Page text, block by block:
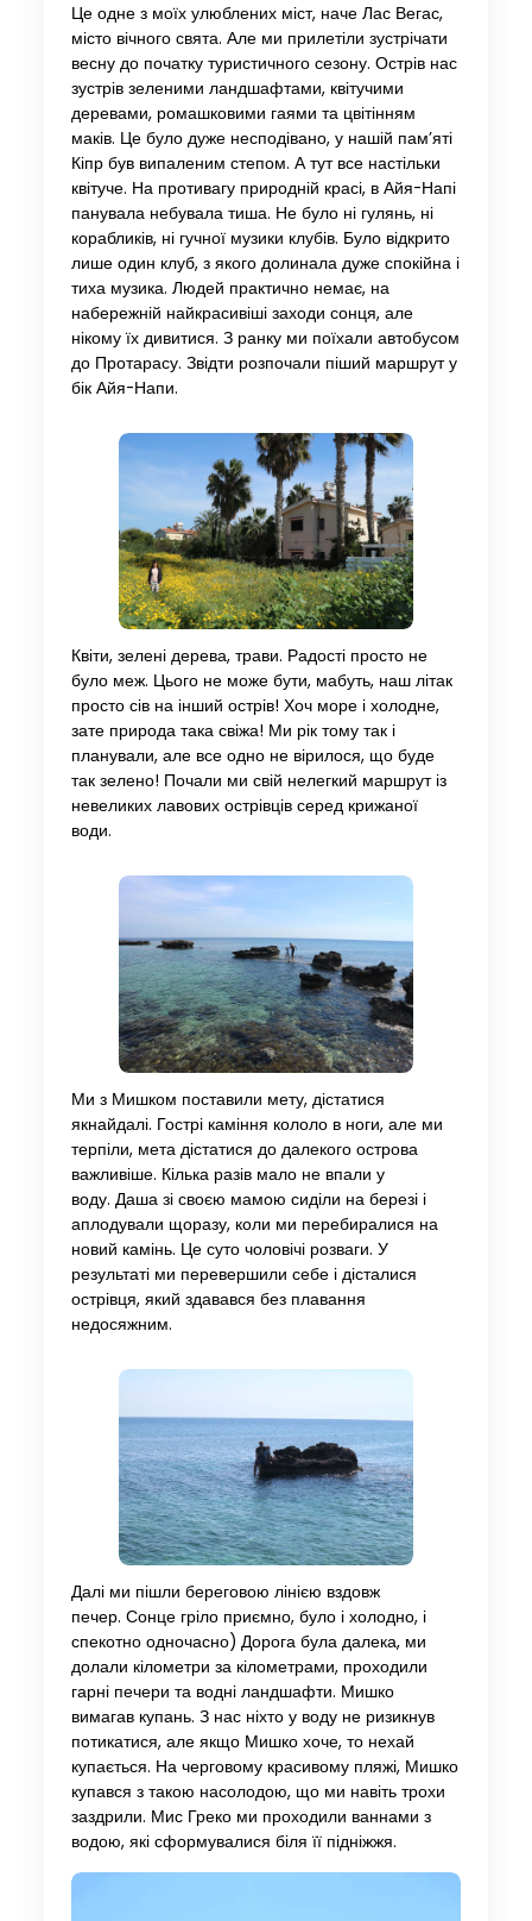
Це одне з моїх улюблених міст, наче Лас Вегас,
місто вічного свята. Але ми прилетіли зустрічати
весну до початку туристичного сезону. Острів нас
зустрів зеленими ландшафтами, квітучими
деревами, ромашковими гаями та цвітінням
маків. Це було дуже несподівано, у нашій пам’яті
Кіпр був випаленим степом. А тут все настільки
квітуче. На противагу природній красі, в Айя-Напі
панувала небувала тиша. Не було ні гулянь, ні
корабликів, ні гучної музики клубів. Було відкрито
лише один клуб, з якого долинала дуже спокійна і
тиха музика. Людей практично немає, на
набережній найкрасивіші заходи сонця, але
нікому їх дивитися. З ранку ми поїхали автобусом
до Протарасу. Звідти розпочали піший маршрут у
бік Айя-Напи.
Квіти, зелені дерева, трави. Радості просто не
було меж. Цього не може бути, мабуть, наш літак
просто сів на інший острів! Хоч море і холодне,
зате природа така свіжа! Ми рік тому так і
планували, але все одно не вірилося, що буде
так зелено! Почали ми свій нелегкий маршрут із
невеликих лавових острівців серед крижаної
води.
Ми з Мишком поставили мету, дістатися
якнайдалі. Гострі каміння кололо в ноги, але ми
терпіли, мета дістатися до далекого острова
важливіше. Кілька разів мало не впали у
воду. Даша зі своєю мамою сиділи на березі і
аплодували щоразу, коли ми перебиралися на
новий камінь. Це суто чоловічі розваги. У
результаті ми перевершили себе і дісталися
острівця, який здавався без плавання
недосяжним.
Далі ми пішли береговою лінією вздовж
печер. Сонце гріло приємно, було і холодно, і
спекотно одночасно) Дорога була далека, ми
долали кілометри за кілометрами, проходили
гарні печери та водні ландшафти. Мишко
вимагав купань. З нас ніхто у воду не ризикнув
потикатися, але якщо Мишко хоче, то нехай
купається. На черговому красивому пляжі, Мишко
купався з такою насолодою, що ми навіть трохи
заздрили. Мис Греко ми проходили ваннами з
водою, які сформувалися біля її підніжжя.